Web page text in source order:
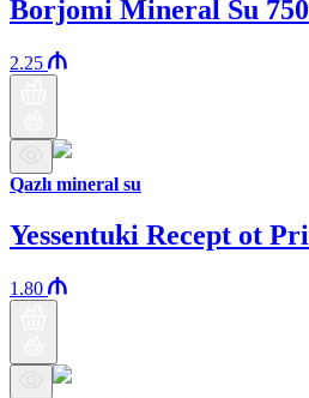
Borjomi Mineral Su
2.25
Qazlı mineral su
Yessentuki Recept ot
1.80